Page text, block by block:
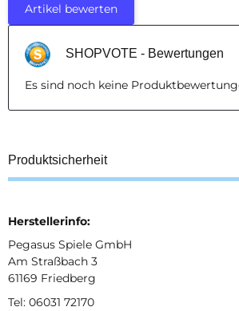
Artikel bewerten
SHOPVOTE - Bewertungen
Es sind noch keine
Produktsicherheit
Herstellerinfo:
Pegasus Spiele GmbH
Am Straßbach 3
61169 Friedberg
Tel: 06031 72170